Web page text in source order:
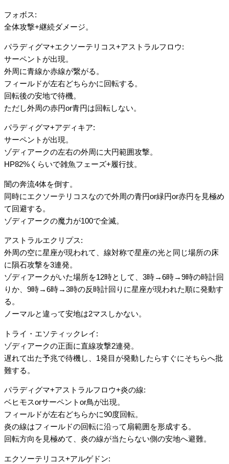
フォボス:
全体攻撃+継続ダメージ。
パラディグマ+エクソーテリコス+アストラルフロウ:
サーペントが出現。
外周に青線か赤線が繋がる。
フィールドが左右どちらかに回転する。
回転後の安地で待機。
ただし外周の赤円or青円は回転しない。
パラディグマ+アディキア:
サーペントが出現。
ゾディアークの左右の外周に大円範囲攻撃。
HP82%くらいで雑魚フェーズ+履行技。
闇の奔流4体を倒す。
同時にエクソーテリコスなので外周の青円or緑円or赤円を見極め
て回避する。
ゾディアークの魔力が100で全滅。
アストラルエクリプス:
外周の空に星座が現われて、線対称で星座の光と同じ場所の床
に隕石攻撃を3連発。
ゾディアークがいた場所を12時として、3時→6時→9時の時計回
りか、9時→6時→3時の反時計回りに星座が現われた順に発動す
る。
ノーマルと違って安地は2マスしかない。
トライ・エソティックレイ:
ゾディアークの正面に直線攻撃2連発。
遅れて出た予兆で待機し、1発目が発動したらすぐにそちらへ批
難する。
パラディグマ+アストラルフロウ+炎の線:
ベヒモスorサーペントor鳥が出現。
フィールドが左右どちらかに90度回転。
炎の線はフィールドの回転に沿って扇範囲を形成する。
回転方向を見極めて、炎の線が当たらない側の安地へ避難。
エクソーテリコス+アルゲドン: